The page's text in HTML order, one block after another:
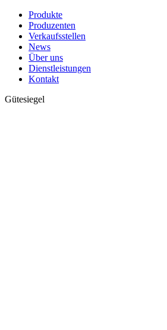
Produkte
Produzenten
Verkaufsstellen
News
Über uns
Dienstleistungen
Kontakt
Gütesiegel